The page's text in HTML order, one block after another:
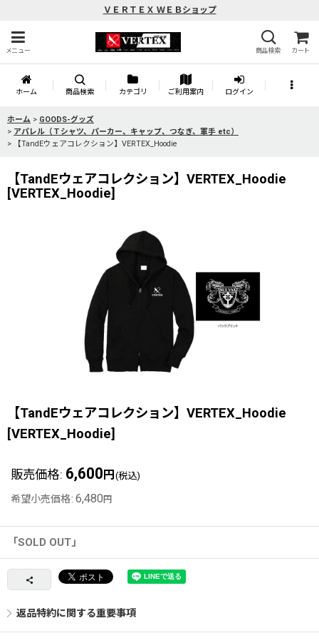
ＶＥＲＴＥＸ ＷＥＢショップ
メニュー 商品検索 カート
ホーム 商品検索 カテゴリ ご利用案内 ログイン
ホーム > GOODS-グッズ
> アパレル（Ｔシャツ、パーカー、キャップ、つなぎ、軍手 etc）
>
【TandEウェアコレクション】VERTEX_Hoodie
【TandEウェアコレクション】VERTEX_Hoodie
[VERTEX_Hoodie]
【TandEウェアコレクション】VERTEX_Hoodie
[VERTEX_Hoodie]
販売価格: 6,600 円 (税込)
希望小売価格: 6,480 円
「SOLD OUT」
返品特約に関する重要事項